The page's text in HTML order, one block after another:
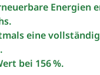
Energien
eine
bei 156 %.